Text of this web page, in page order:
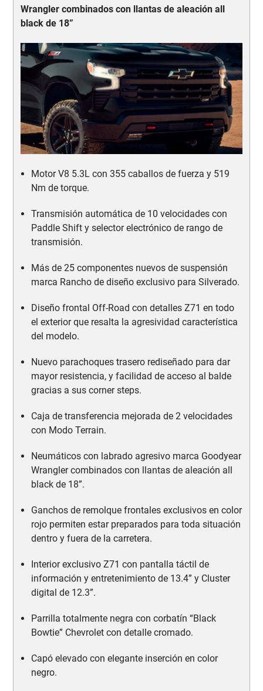
Wrangler combinados con llantas de aleación all
black de 18”
Motor V8 5.3L con 355 caballos de fuerza y 519
Nm de torque.
Transmisión automática de 10 velocidades con
Paddle Shift y selector electrónico de rango de
transmisión.
Más de 25 componentes nuevos de suspensión
marca Rancho de diseño exclusivo para Silverado.
Diseño frontal Off-Road con detalles Z71 en todo
el exterior que resalta la agresividad característica
del modelo.
Nuevo parachoques trasero rediseñado para dar
mayor resistencia, y facilidad de acceso al balde
gracias a sus corner steps.
Caja de transferencia mejorada de 2 velocidades
con Modo Terrain.
Neumáticos con labrado agresivo marca Goodyear
Wrangler combinados con llantas de aleación all
black de 18”.
Ganchos de remolque frontales exclusivos en color
rojo permiten estar preparados para toda situación
dentro y fuera de la carretera.
Interior exclusivo Z71 con pantalla táctil de
información y entretenimiento de 13.4” y Cluster
digital de 12.3”.
Parrilla totalmente negra con corbatín “Black
Bowtie” Chevrolet con detalle cromado.
Capó elevado con elegante inserción en color
negro.